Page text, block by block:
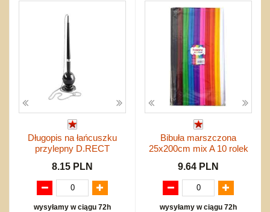
Długopis na łańcuszku
przylepny D.RECT
8.15 PLN
wysyłamy w ciągu 72h
Bibuła marszczona
25x200cm mix A 10 rolek
9.64 PLN
wysyłamy w ciągu 72h